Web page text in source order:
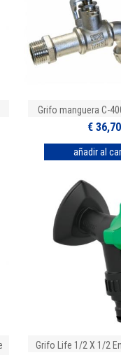
Grifo manguera C-
€ 36,70
Grifo Life 1/2 X 1/2